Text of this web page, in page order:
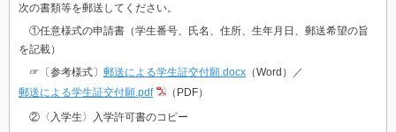
次の書類等を郵送してください。
①任意様式の申請書（学生番号、氏名、住所、生年月日、郵送希望の旨
を記載）
☞〔参考様式〕 郵送による学生証交付願.docx （Word）／
郵送による学生証交付願.pdf
（PDF）
②〈入学生〉入学許可書のコピー